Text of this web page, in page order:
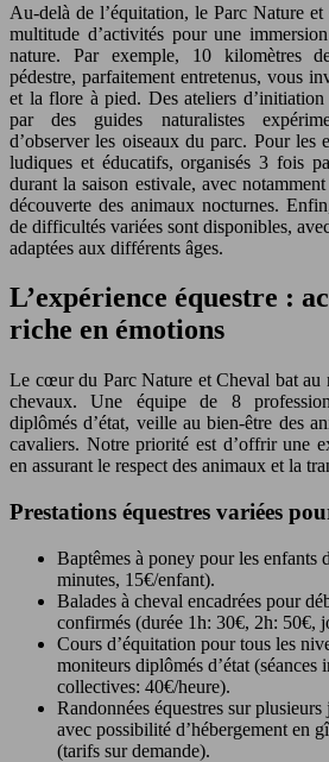
Au-delà de l’équitation, le Parc Nature
multitude d’activités pour une
nature. Par exemple, 10 kilomètres
pédestre, parfaitement entretenus, vous
et la flore à pied. Des ateliers d’initiation
par des guides naturalistes
d’observer les oiseaux du parc. Pour les
ludiques et éducatifs, organisés 3 fois
durant la saison estivale, avec
découverte des animaux nocturnes.
de difficultés variées sont disponibles,
adaptées aux différents âges.
L’expérience équestre :
riche en émotions
Le cœur du Parc Nature et Cheval bat au
chevaux. Une équipe de 8
diplômés d’état, veille au bien-être des
cavaliers. Notre priorité est d’offrir une
en assurant le respect des animaux et la
Prestations équestres variées
Baptêmes à poney pour les enfants
minutes, 15€/enfant).
Balades à cheval encadrées pour
confirmés (durée 1h: 30€, 2h: 50€,
Cours d’équitation pour tous les
moniteurs diplômés d’état (séances
collectives: 40€/heure).
Randonnées équestres sur
avec possibilité d’hébergement en
(tarifs sur demande).